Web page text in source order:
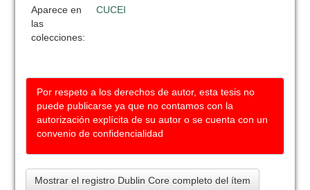
Aparece en
las
colecciones:
CUCEI
Por respeto a los derechos de autor, esta tesis no
puede publicarse ya que no contamos con la
autorización explícita de su autor o se cuenta con un
convenio de confidencialidad
Mostrar el registro Dublin Core completo del ítem